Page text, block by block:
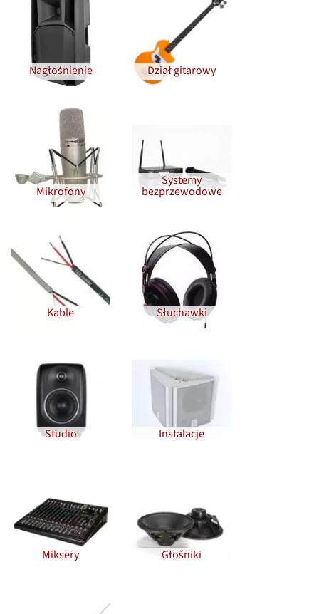
Nagłośnienie Dział gitarowy
Mikrofony
Systemy
bezprzewodowe
Kable Słuchawki
Studio Instalacje
Miksery Głośniki